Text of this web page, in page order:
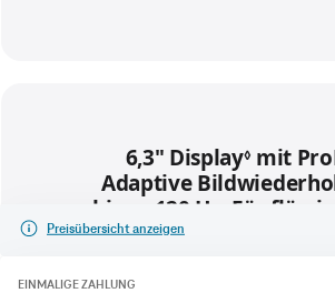
Preisübersicht anzeigen
EINMALIGE ZAHLUNG